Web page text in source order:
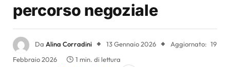
percorso negoziale
Da Alina Corradini 13 Gennaio 2026 Aggiornato: 19
Febbraio 2026
1 min. di lettura